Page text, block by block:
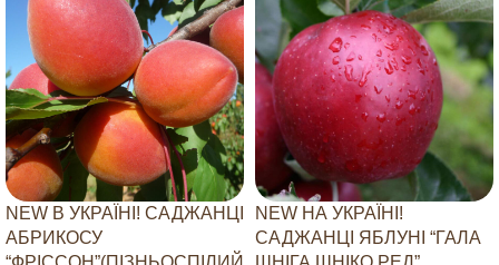
NEW В УКРАЇНІ! САДЖАНЦІ
АБРИКОСУ
NEW НА УКРАЇНІ!
САДЖАНЦІ ЯБЛУНІ “ГАЛА